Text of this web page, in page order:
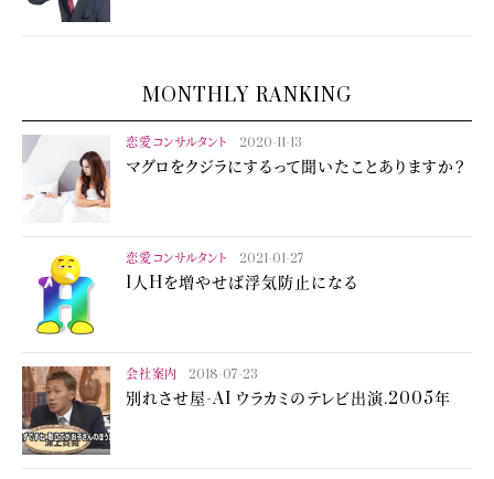
MONTHLY RANKING
恋愛コンサルタント 2020-11-13
マグロをクジラにするって聞いたことありますか？
恋愛コンサルタント 2021-01-27
1人Hを増やせば浮気防止になる
会社案内 2018-07-23
別れさせ屋-AI ウラカミのテレビ出演.2005年